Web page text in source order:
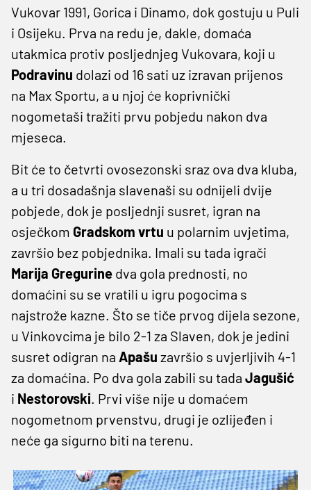
Vukovar 1991, Gorica i Dinamo, dok gostuju u Puli
i Osijeku. Prva na redu je, dakle, domaća
utakmica protiv posljednjeg Vukovara, koji u
Podravinu dolazi od 16 sati uz izravan prijenos
na Max Sportu, a u njoj će koprivnički
nogometaši tražiti prvu pobjedu nakon dva
mjeseca.
Bit će to četvrti ovosezonski sraz ova dva kluba,
a u tri dosadašnja slavenaši su odnijeli dvije
pobjede, dok je posljednji susret, igran na
osječkom Gradskom vrtu u polarnim uvjetima,
završio bez pobjednika. Imali su tada igrači
Marija Gregurine dva gola prednosti, no
domaćini su se vratili u igru pogocima s
najstrože kazne. Što se tiče prvog dijela sezone,
u Vinkovcima je bilo 2-1 za Slaven, dok je jedini
susret odigran na Apašu završio s uvjerljivih 4-1
za domaćina. Po dva gola zabili su tada Jagušić
i Nestorovski. Prvi više nije u domaćem
nogometnom prvenstvu, drugi je ozlijeđen i
neće ga sigurno biti na terenu.